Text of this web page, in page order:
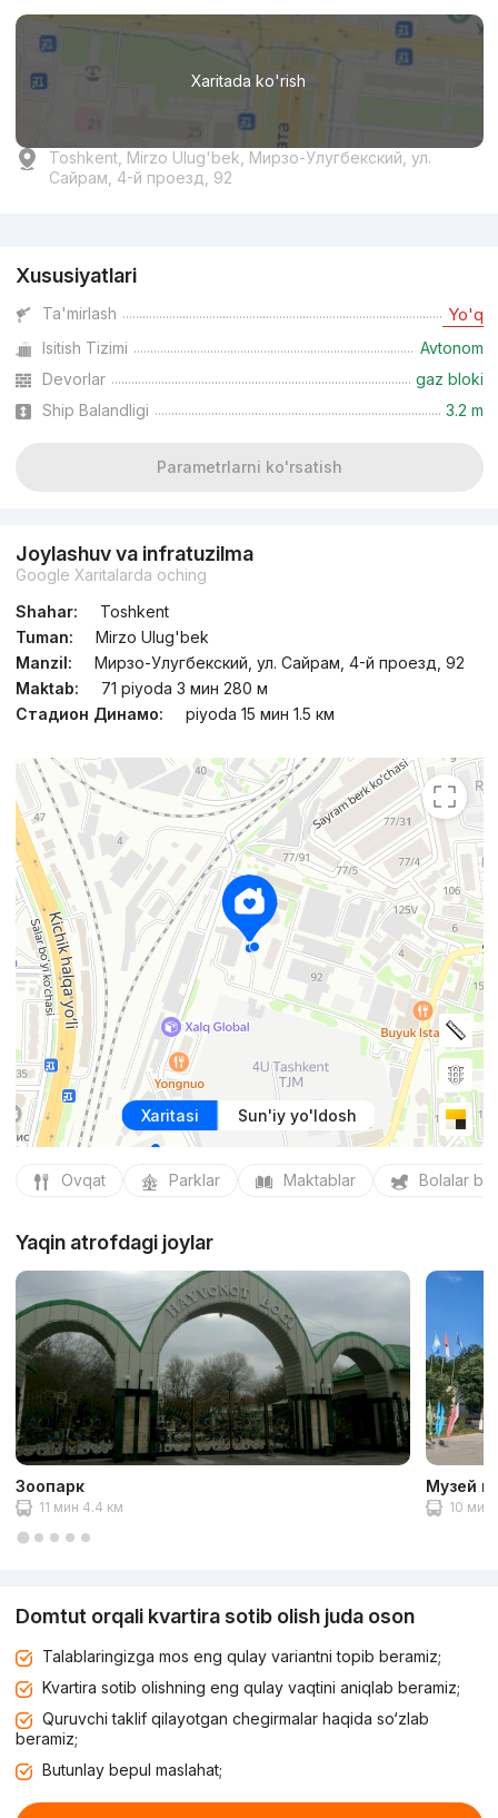
Topshirildi 2021,Elis Isaev Invest
3-xonali kvartira, 100 m²
+998 (93) 009...
dan19.3 mln сўм/m²
Topshirildi
3-xonali kvartira, 74 m²
Xaritada ko'rish
Toshkent, Mirzo Ulug'bek, Мирзо-Улугбекский, ул.
Сайрам, 4-й проезд, 92
Xususiyatlari
Ta'mirlash Yo'q
Isitish Tizimi
Avtonom
Devorlar
gaz bloki
Ship Balandligi
3.2 m
Parametrlarni ko'rsatish
Joylashuv va infratuzilma
Google Xaritalarda oching
Shahar:
Toshkent
Tuman:
Mirzo Ulug'bek
Manzil:
Мирзо-Улугбекский, ул. Сайрам, 4-й проезд, 92
Maktab:
71 piyoda 3 мин 280 м
Стадион Динамо:
piyoda 15 мин 1.5 км
Xaritasi Sun'iy yo'ldosh
Ovqat Parklar Maktablar Bolalar
Yaqin atrofdagi joylar
Зоопарк
11 мин 4.4 км
Музей
10 мин
Domtut orqali kvartira sotib olish juda oson
Talablaringizga mos eng qulay variantni topib beramiz;
Kvartira sotib olishning eng qulay vaqtini aniqlab beramiz;
Quruvchi taklif qilayotgan chegirmalar haqida so‘zlab
beramiz;
Butunlay bepul maslahat;